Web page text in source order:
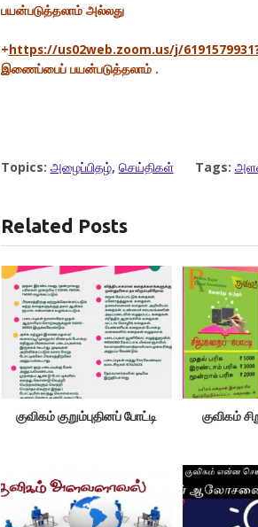
பயன்படுத்தலாம் அல்லது
+https://us02web.zoom.us/j/
இணைப்பைப் பயன்படுத்தலாம் .
Topics: அழைப்பிதழ், செய்திகள் Tags:
Related Posts
குவிகம் குறும்புதினப் போட்டி குவிகம்